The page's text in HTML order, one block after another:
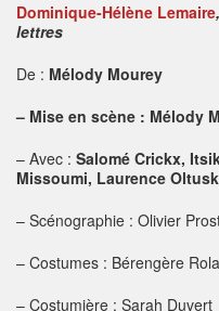
Dominique-Hélène Lemaire
lettres
De : Mélody Mourey
– Mise en scène : Mélody
– Avec : Salomé Crickx,
Missoumi, Laurence
– Scénographie : Olivier
– Costumes : Bérengère
– Costumière : Sarah Duvert